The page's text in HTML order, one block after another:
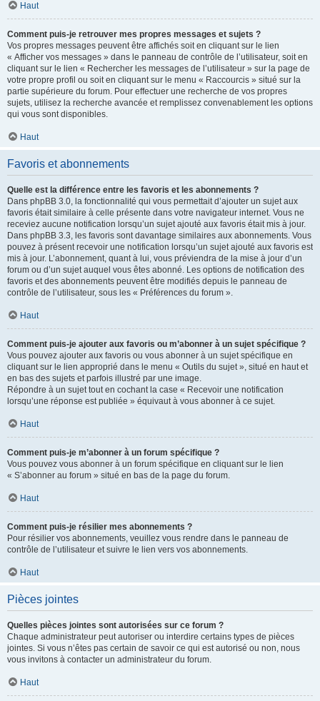
Haut
Comment puis-je retrouver mes propres messages et sujets ?
Vos propres messages peuvent être affichés soit en cliquant sur le lien
« Afficher vos messages » dans le panneau de contrôle de l’utilisateur, soit en
cliquant sur le lien « Rechercher les messages de l’utilisateur » sur la page de
votre propre profil ou soit en cliquant sur le menu « Raccourcis » situé sur la
partie supérieure du forum. Pour effectuer une recherche de vos propres
sujets, utilisez la recherche avancée et remplissez convenablement les options
qui vous sont disponibles.
Haut
Favoris et abonnements
Quelle est la différence entre les favoris et les abonnements ?
Dans phpBB 3.0, la fonctionnalité qui vous permettait d’ajouter un sujet aux
favoris était similaire à celle présente dans votre navigateur internet. Vous ne
receviez aucune notification lorsqu’un sujet ajouté aux favoris était mis à jour.
Dans phpBB 3.3, les favoris sont davantage similaires aux abonnements. Vous
pouvez à présent recevoir une notification lorsqu’un sujet ajouté aux favoris est
mis à jour. L’abonnement, quant à lui, vous préviendra de la mise à jour d’un
forum ou d’un sujet auquel vous êtes abonné. Les options de notification des
favoris et des abonnements peuvent être modifiés depuis le panneau de
contrôle de l’utilisateur, sous les « Préférences du forum ».
Haut
Comment puis-je ajouter aux favoris ou m’abonner à un sujet spécifique ?
Vous pouvez ajouter aux favoris ou vous abonner à un sujet spécifique en
cliquant sur le lien approprié dans le menu « Outils du sujet », situé en haut et
en bas des sujets et parfois illustré par une image.
Répondre à un sujet tout en cochant la case « Recevoir une notification
lorsqu’une réponse est publiée » équivaut à vous abonner à ce sujet.
Haut
Comment puis-je m’abonner à un forum spécifique ?
Vous pouvez vous abonner à un forum spécifique en cliquant sur le lien
« S’abonner au forum » situé en bas de la page du forum.
Haut
Comment puis-je résilier mes abonnements ?
Pour résilier vos abonnements, veuillez vous rendre dans le panneau de
contrôle de l’utilisateur et suivre le lien vers vos abonnements.
Haut
Pièces jointes
Quelles pièces jointes sont autorisées sur ce forum ?
Chaque administrateur peut autoriser ou interdire certains types de pièces
jointes. Si vous n’êtes pas certain de savoir ce qui est autorisé ou non, nous
vous invitons à contacter un administrateur du forum.
Haut